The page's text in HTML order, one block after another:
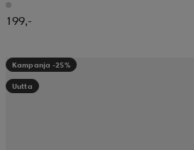
199,-
Kampanja -25%
Uutta